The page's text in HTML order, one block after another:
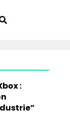
: